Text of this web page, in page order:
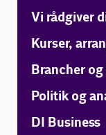
Vi rådgiver
Kurser,
Brancher
Politik og
DI Business